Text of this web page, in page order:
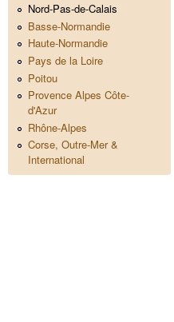
Nord-Pas-de-Calais
Basse-Normandie
Haute-Normandie
Pays de la Loire
Poitou
Provence Alpes Côte-
d'Azur
Rhône-Alpes
Corse, Outre-Mer &
International